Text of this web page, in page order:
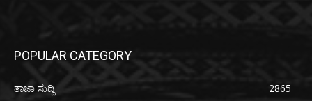
POPULAR CATEGORY
ತಾಜಾ ಸುದ್ದಿ
2865